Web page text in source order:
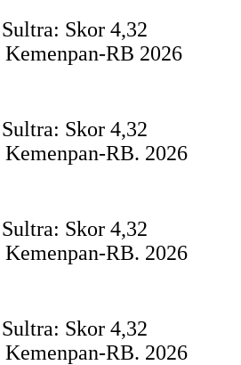
Skor 4,32
RB 2026
Skor 4,32
RB. 2026
Skor 4,32
RB. 2026
Skor 4,32
RB. 2026